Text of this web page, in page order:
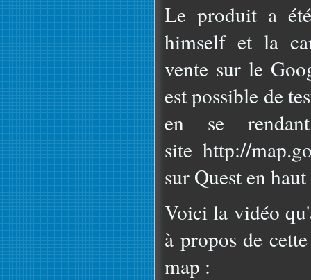
Le produit a
himself et la
vente sur le
est possible de
en se
site http://
sur Quest en
Voici la vidéo
à propos de
map :